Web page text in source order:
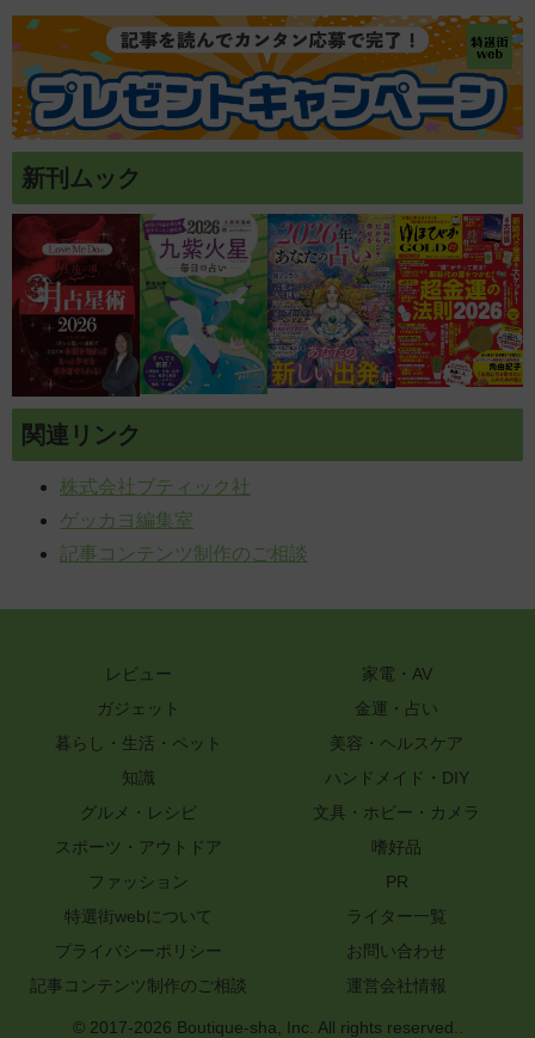
新刊ムック
関連リンク
株式会社ブティック社
ゲッカヨ編集室
記事コンテンツ制作のご相談
レビュー
家電・AV
ガジェット
金運・占い
暮らし・生活・ペット
美容・ヘルスケア
知識
ハンドメイド・DIY
グルメ・レシピ
文具・ホビー・カメラ
スポーツ・アウトドア
嗜好品
ファッション
PR
特選街webについて
ライター一覧
プライバシーポリシー
お問い合わせ
記事コンテンツ制作のご相談
運営会社情報
© 2017-2026 Boutique-sha, Inc. All rights reserved..